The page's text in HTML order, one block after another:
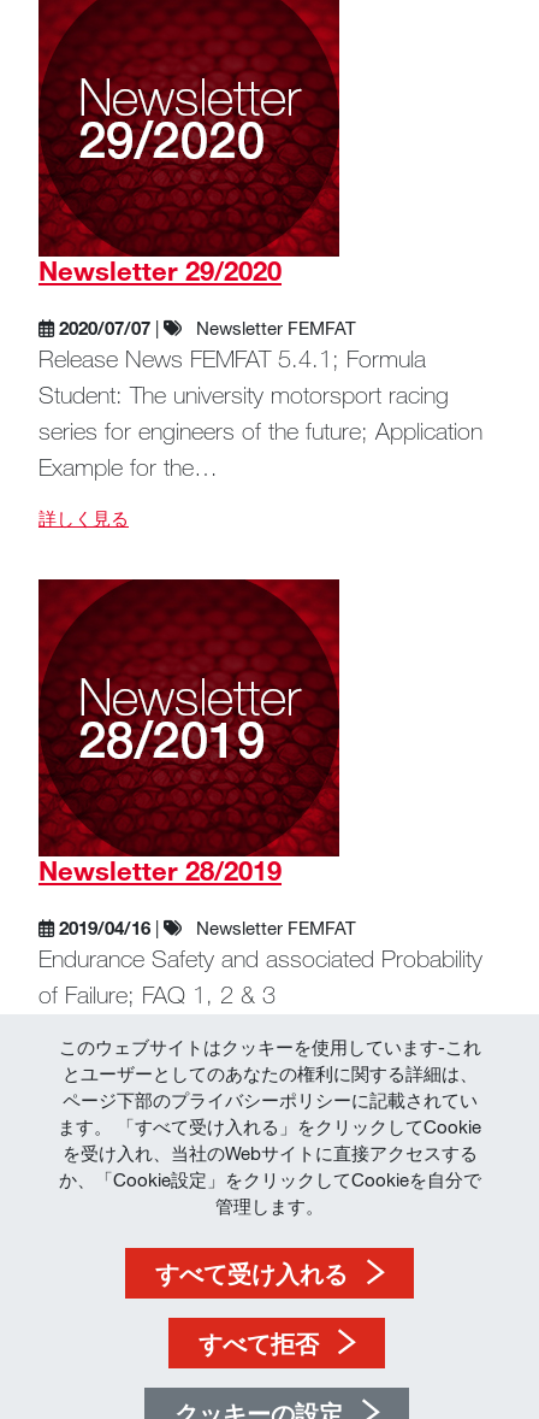
Newsletter 29/2020
2020/07/07 | Newsletter FEMFAT
Release News FEMFAT 5.4.1; Formula
Student: The university motorsport racing
series for engineers of the future; Application
Example for the…
詳しく見る
Newsletter 28/2019
2019/04/16 | Newsletter FEMFAT
Endurance Safety and associated Probability
of Failure; FAQ 1, 2 & 3
詳しく見る
利用規約
このウェブサイトはクッキーを使用しています-これ
とユーザーとしてのあなたの権利に関する詳細は、
ページ下部のプライバシーポリシーに記載されてい
ます。 「すべて受け入れる」をクリックしてCookie
を受け入れ、当社のWebサイトに直接アクセスする
か、「Cookie設定」をクリックしてCookieを自分で
管理します。
すべて受け入れる
すべて拒否
クッキーの設定